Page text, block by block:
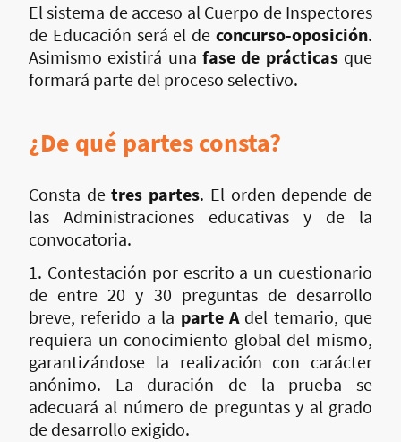
El sistema de acceso al Cuerpo de Inspectores
de Educación será el de concurso-oposición.
Asimismo existirá una fase de prácticasque
formará parte del proceso selectivo.
¿De qué partes consta?
Consta detres partes. El orden depende de
las Administraciones educativas y de la
convocatoria.
1. Contestación por escrito a un cuestionario
de entre 20 y 30 preguntas de desarrollo
breve, referido a la parte Adel temario, que
requiera un conocimiento global del mismo,
garantizándose la realización con carácter
anónimo. La duración de la prueba se
adecuará al número de preguntas y al grado
de desarrollo exigido.